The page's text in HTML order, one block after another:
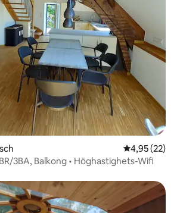
4,95 av 5 i
4,95 (22)
3BA, Balkong • Höghastighets-Wifi